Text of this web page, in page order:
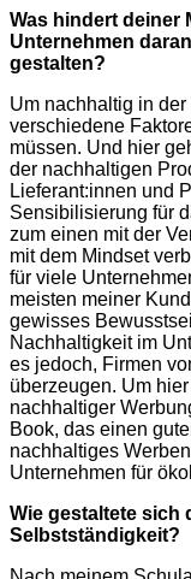
Was hindert deiner
Unternehmen
gestalten?
Um nachhaltig in
verschiedene
müssen. Und hier
der nachhaltigen
Lieferant:innen und
Sensibilisierung für
zum einen mit der
mit dem Mindset
für viele
meisten meiner
gewisses
Nachhaltigkeit im
es jedoch, Firmen
überzeugen. Um
nachhaltiger
Book, das einen
nachhaltiges
Unternehmen für
Wie gestaltete sich
Selbstständigkeit?